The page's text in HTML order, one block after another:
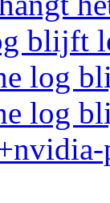
blijft
log
log